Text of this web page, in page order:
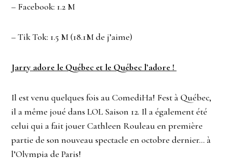
– Facebook: 1.2 M
– Tik Tok: 1.5 M (18.1M de j’aime)
Jarry adore le Québec et le Québec l’adore !
Il est venu quelques fois au ComediHa! Fest à Québec,
il a même joué dans LOL Saison 12. Il a également été
celui qui a fait jouer Cathleen Rouleau en première
partie de son nouveau spectacle en octobre dernier… à
l’Olympia de Paris!